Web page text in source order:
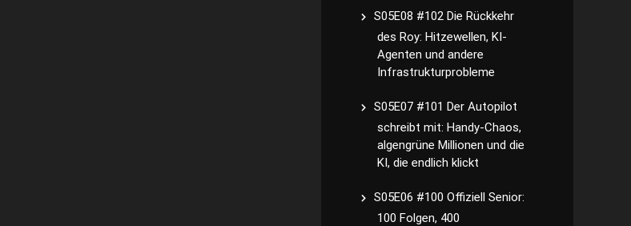
S05E08 #102 Die Rückkehr
des Roy: Hitzewellen, KI-
Agenten und andere
Infrastrukturprobleme
S05E07 #101 Der Autopilot
schreibt mit: Handy-Chaos,
algengrüne Millionen und die
KI, die endlich klickt
S05E06 #100 Offiziell Senior:
100 Folgen, 400